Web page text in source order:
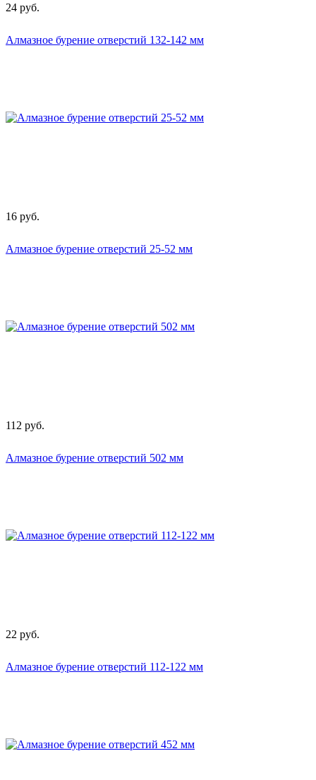
24 руб.
Алмазное бурение отверстий 132-142 мм
16 руб.
Алмазное бурение отверстий 25-52 мм
112 руб.
Алмазное бурение отверстий 502 мм
22 руб.
Алмазное бурение отверстий 112-122 мм